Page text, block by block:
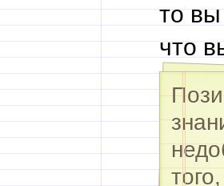
то вы
что